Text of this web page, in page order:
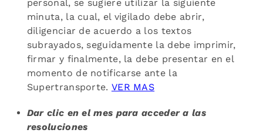
personal, se sugiere utilizar la siguiente
minuta, la cual, el vigilado debe abrir,
diligenciar de acuerdo a los textos
subrayados, seguidamente la debe imprimir,
firmar y finalmente, la debe presentar en el
momento de notificarse ante la
Supertransporte. VER MAS
Dar clic en el mes para acceder a las
resoluciones